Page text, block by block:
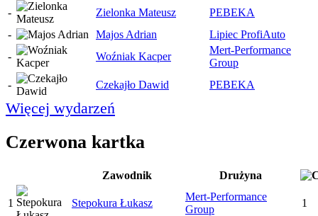
- Zielonka Mateusz
PEBEKA
-
Majos Adrian
Lipiec ProfiAuto
-
Woźniak Kacper
Mert-Performance
Group
-
Czekajło Dawid PEBEKA
Więcej wydarzeń
Czerwona kartka
Zawodnik Drużyna
1 Stepokura Łukasz
Mert-Performance
Group
1